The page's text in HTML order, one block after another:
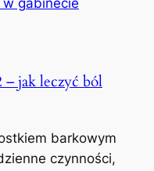
jak leczyć ból
barkowym
czynności,